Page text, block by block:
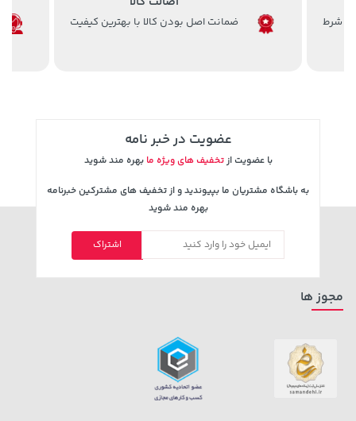
خرید
219,900
ضمانت اصل بودن کالا با بهترین کیفیت
عضویت در خبر نامه
با عضویت ازتخفیف های ویژه ما بهره مند شوید
به باشگاه مشتریان ما بپیوندید و از تخفیف های مشترکین خبرنامه
بهره مند شوید
اشتراک
مجوز ها